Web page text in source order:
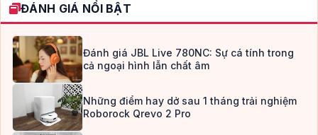
ĐÁNH GIÁ NỔI BẬT
Đánh giá JBL Live 780NC: Sự cá tính trong
cả ngoại hình lẫn chất âm
Những điểm hay dở sau 1 tháng trải nghiệm
Roborock Qrevo 2 Pro